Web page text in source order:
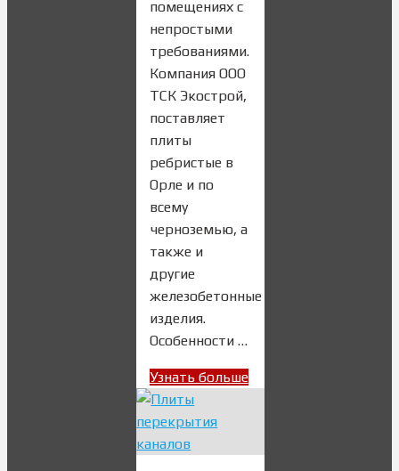
помещениях с
непростыми
требованиями.
Компания ООО
ТСК Экострой,
поставляет
плиты
ребристые в
Орле и по
всему
черноземью, а
также и
другие
железобетонные
изделия.
Особенности …
Узнать больше